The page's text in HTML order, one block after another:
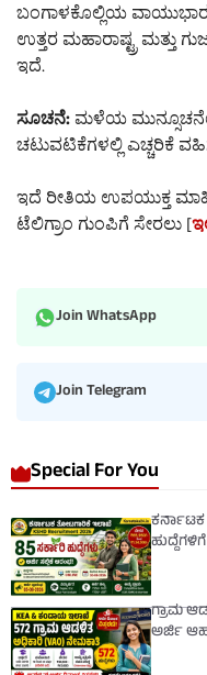
ಬಂಗಾಳಕೊಲ್ಲಿಯ
ಉತ್ತರ ಮಹಾರಾಷ್ಟ್ರ ಮತ್ತು
ಇದೆ.
ಸೂಚನೆ:ಮಳೆಯ
ಚಟುವಟಿಕೆಗಳಲ್ಲಿ ಎಚ್ಚರಿಕೆ
ಇದೆ ರೀತಿಯ ಉಪಯುಕ್ತ
ಟೆಲಿಗ್ರಾಂ ಗುಂಪಿಗೆ ಸೇರಲು [
Join WhatsApp
Join Telegram
Special For You
ಕರ್ನಾಟಕ
ಗ್ರಾಮ
ಅರ್ಜಿ